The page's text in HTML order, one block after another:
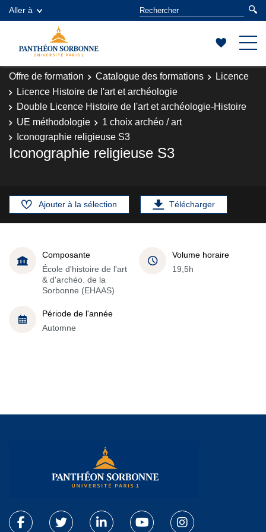
Aller à
Offre de formation Catalogue des formations
Licence
Licence Histoire de l'art et archéologie
Double Licence Histoire de l'art et archéologie-Histoire
UE méthodologie
1 choix archéo / art
Iconographie religieuse S3
Iconographie religieuse S3
Ajouter à la sélection Télécharger
Composante
École d'histoire de l'art
& d'archéo. de la
Sorbonne (EHAAS)
Volume horaire
19,5h
Période de l'année
Automne